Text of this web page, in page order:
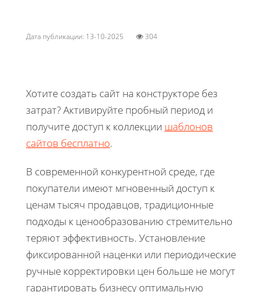
Дата публикации: 13-10-2025 304
Хотите создать сайт на конструкторе без
затрат? Активируйте пробный период и
получите доступ к коллекции шаблонов
сайтов бесплатно.
В современной конкурентной среде, где
покупатели имеют мгновенный доступ к
ценам тысяч продавцов, традиционные
подходы к ценообразованию стремительно
теряют эффективность. Установление
фиксированной наценки или периодические
ручные корректировки цен больше не могут
гарантировать бизнесу оптимальную